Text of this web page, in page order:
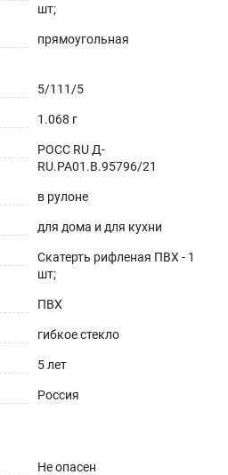
шт;
прямоугольная
5/111/5
1.068 г
РОСС RU Д-
RU.РА01.В.95796/21
в рулоне
для дома и для кухни
Скатерть рифленая ПВХ - 1
шт;
ПВХ
гибкое стекло
5 лет
Россия
Не опасен